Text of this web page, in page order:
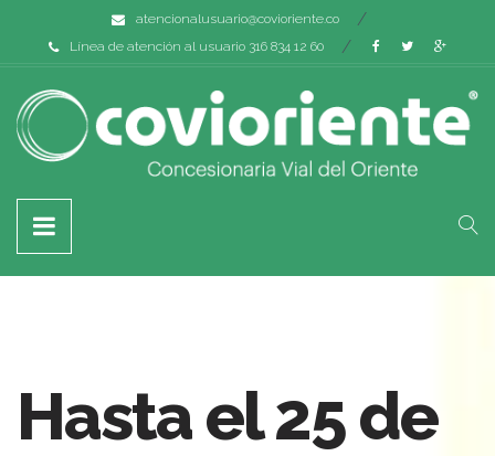
atencionalusuario@covioriente.co
Línea de atención al usuario 316 834 12 60
Hasta el 25 de